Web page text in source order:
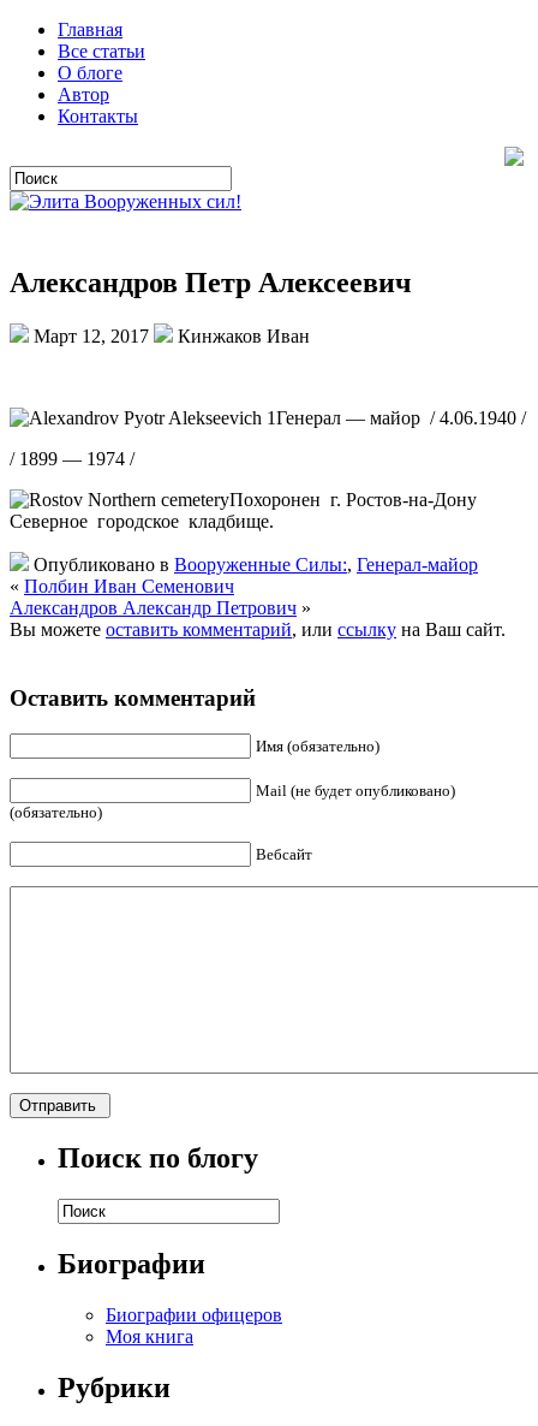
Главная
Все статьи
О блоге
Автор
Контакты
Александров Петр Алексеевич
Март 12, 2017 Кинжаков Иван
Генерал — майор / 4.06.1940 /
/ 1899 — 1974 /
Похоронен г. Ростов-на-Дону
Северное городское кладбище.
Опубликовано в Вооруженные Силы:, Генерал-майор
« Полбин Иван Семенович
Александров Александр Петрович »
Вы можете оставить комментарий, или ссылку на Ваш сайт.
Оставить комментарий
Имя (обязательно)
Mail (не будет опубликовано)
(обязательно)
Вебсайт
Поиск по блогу
Биографии
Биографии офицеров
Моя книга
Рубрики